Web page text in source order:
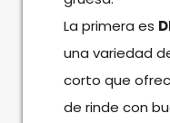
La primera es
una variedad
corto que
de rinde con